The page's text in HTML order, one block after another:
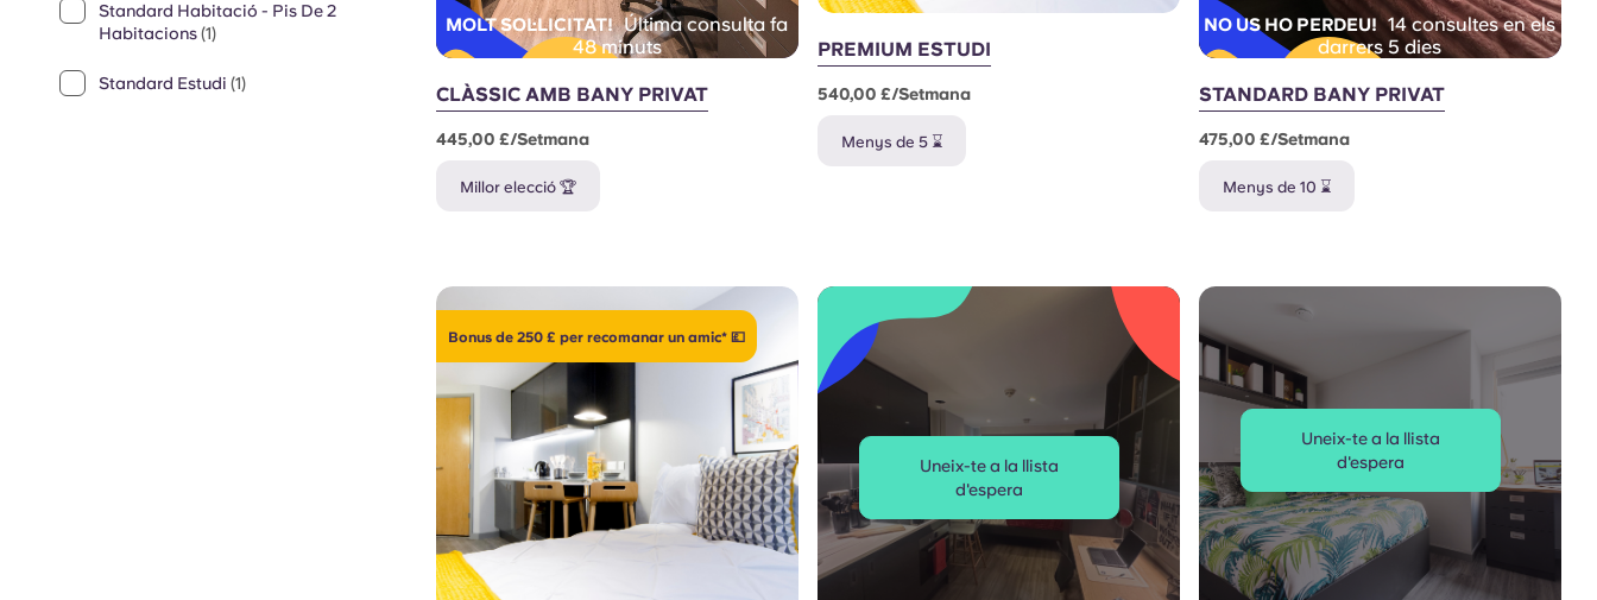
Standard Habitació - Pis De 2
Habitacions(1)
Standard Estudi (1)
MOLT SOL·LICITAT! Última consulta fa
48 minuts
CLÀSSIC AMB BANY PRIVAT
445,00 £/setmana
Millor elecció 🏆
PREMIUM ESTUDI
540,00 £/setmana
Menys de 5 ⌛
NO US HO PERDEU! 14 consultes en els
darrers 5 dies
STANDARD BANY PRIVAT
475,00 £/setmana
Menys de 10 ⌛
Bonus de 250 £ per recomanar un amic* 💷
Uneix-te a la llista
d'espera
Uneix-te a la llista
d'espera